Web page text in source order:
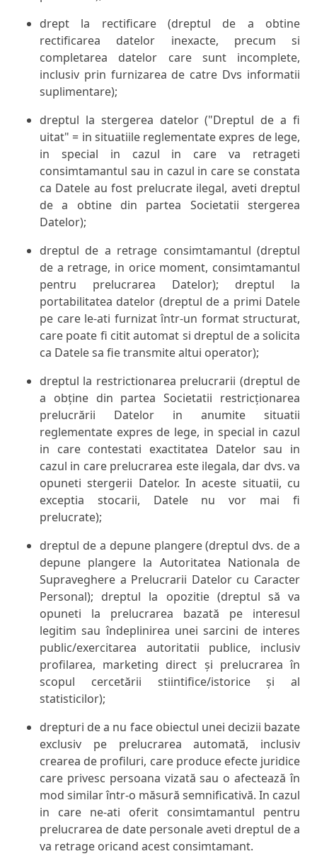
drept la rectificare (dreptul de a obtine
rectificarea datelor inexacte, precum si
completarea datelor care sunt incomplete,
inclusiv prin furnizarea de catre Dvs informatii
suplimentare);
dreptul la stergerea datelor ("Dreptul de a fi
uitat" = in situatiile reglementate expres de lege,
in special in cazul in care va retrageti
consimtamantul sau in cazul in care se constata
ca Datele au fost prelucrate ilegal, aveti dreptul
de a obtine din partea Societatii stergerea
Datelor);
dreptul de a retrage consimtamantul (dreptul
de a retrage, in orice moment, consimtamantul
pentru prelucrarea Datelor); dreptul la
portabilitatea datelor (dreptul de a primi Datele
pe care le-ati furnizat într-un format structurat,
care poate fi citit automat si dreptul de a solicita
ca Datele sa fie transmite altui operator);
dreptul la restrictionarea prelucrarii (dreptul de
a obține din partea Societatii restricționarea
prelucrării Datelor in anumite situatii
reglementate expres de lege, in special in cazul
in care contestati exactitatea Datelor sau in
cazul in care prelucrarea este ilegala, dar dvs. va
opuneti stergerii Datelor. In aceste situatii, cu
exceptia stocarii, Datele nu vor mai fi
prelucrate);
dreptul de a depune plangere (dreptul dvs. de a
depune plangere la Autoritatea Nationala de
Supraveghere a Prelucrarii Datelor cu Caracter
Personal); dreptul la opozitie (dreptul să va
opuneti la prelucrarea bazată pe interesul
legitim sau îndeplinirea unei sarcini de interes
public/exercitarea autoritatii publice, inclusiv
profilarea, marketing direct și prelucrarea în
scopul cercetării stiintifice/istorice și al
statisticilor);
drepturi de a nu face obiectul unei decizii bazate
exclusiv pe prelucrarea automată, inclusiv
crearea de profiluri, care produce efecte juridice
care privesc persoana vizată sau o afectează în
mod similar într-o măsură semnificativă. In cazul
in care ne-ati oferit consimtamantul pentru
prelucrarea de date personale aveti dreptul de a
va retrage oricand acest consimtamant.